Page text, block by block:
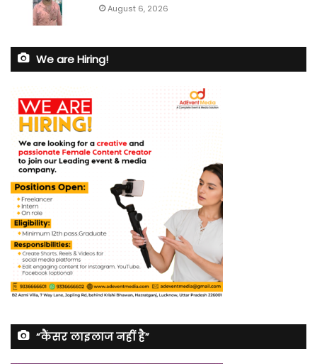
August 6, 2026
We are Hiring!
“कैंसर लाइलाज नहीं है”